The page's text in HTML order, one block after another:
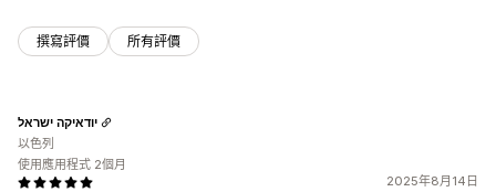
撰寫評價 所有評價
2025年8月14日
יודאיקה ישראל
以色列
使用應用程式 2個月